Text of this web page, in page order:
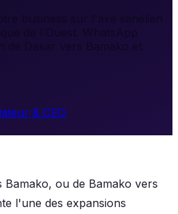
business sur l'axe sahélien
de l'Ouest. WhatsApp
de Dakar vers Bamako et
& CEO
ou de Bamako vers
l'une des expansions